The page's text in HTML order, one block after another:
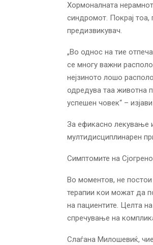
Хормоналната
синдромот. Покрај тоа,
предизвикувач.
„Во однос на тие
се многу важни
нејзиното лошо
одредува таа животна
успешен човек“ –
За ефикасно лекување
мултидисциплинарен
Симптомите на
Во моментов, не
терапии кои можат да
на пациентите. Целта
спречување на
Слаѓана Милошевиќ,